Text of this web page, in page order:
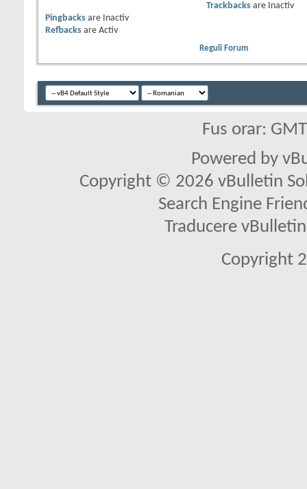
Trackbacksare
Inactiv
Pingbacks are
Inactiv
Refbacks are Activ
Reguli Forum
Fus orar:
Powered by
Copyright © 2026 vBulletin
Search Engine
Traducere
Copyright